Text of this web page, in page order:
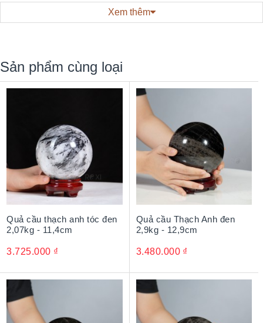
nghi, độc đáo.
Theo quan niệm phong thuỷ, hình dáng quả cầu tròn đầy
cho là mang lại sự cân bằng, ổn định cho không gian và
tâm trí.
Thạch Anh Đen tương truyền mang năng lượng dương
mạnh mẽ. Loại đá này được cho là có khả năng hấp thụ và
hoá giải năng lượng tiêu cực, tạo ra một không gian thanh
tịnh và an lành.
Xem thêm
Sản phẩm cùng loại
Quả cầu thạch anh tóc đen
2,07kg - 11,4cm
3.725.000 ₫
Quả cầu Thạch Anh đen
2,9kg - 12,9cm
3.480.000 ₫